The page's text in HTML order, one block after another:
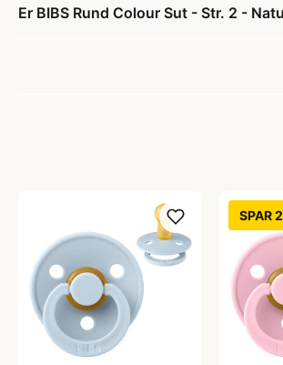
Er BIBS Rund Colour Sut - Str. 2 -
SPAR